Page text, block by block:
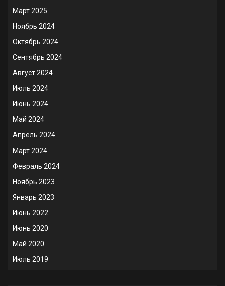
Март 2025
Ноябрь 2024
Октябрь 2024
Сентябрь 2024
Август 2024
Июль 2024
Июнь 2024
Май 2024
Апрель 2024
Март 2024
Февраль 2024
Ноябрь 2023
Январь 2023
Июнь 2022
Июнь 2020
Май 2020
Июль 2019